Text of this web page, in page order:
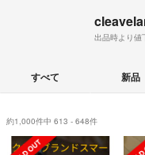
出品時より値
すべて 新品
約1,000件中 613 - 648件